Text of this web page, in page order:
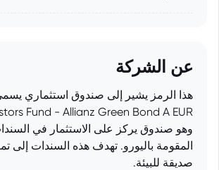
عن الشركة
وهو صندوق يركز على الاستثمار في
المقومة باليورو. تهدف هذه السندات إلى
صديقة للبيئة.